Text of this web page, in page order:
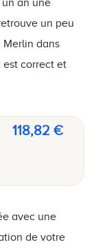
an une
un peu
Merlin dans
correct et
118,82 €
avec une
de votre